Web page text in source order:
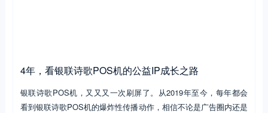
4年，看银联诗歌POS机的公益IP成长之路
银联诗歌POS机，又又又一次刷屏了。从2019年至今，每年都会
看到银联诗歌POS机的爆炸性传播动作，相信不论是广告圈内还是